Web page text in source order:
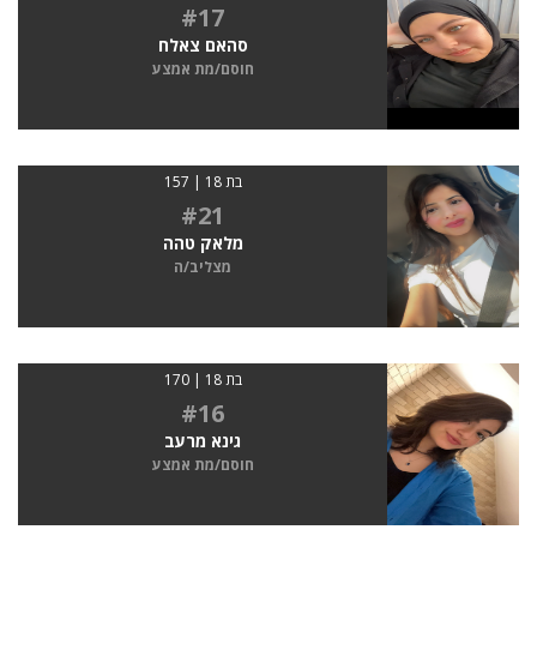
#17
סהאם צאלח
חוסם/מת אמצע
בת 18 | 157
#21
מלאק טהה
מצליב/ה
בת 18 | 170
#16
גינא מרעב
חוסם/מת אמצע